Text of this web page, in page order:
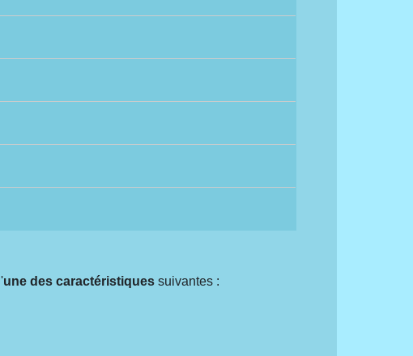
l'une des caractéristiques suivantes :